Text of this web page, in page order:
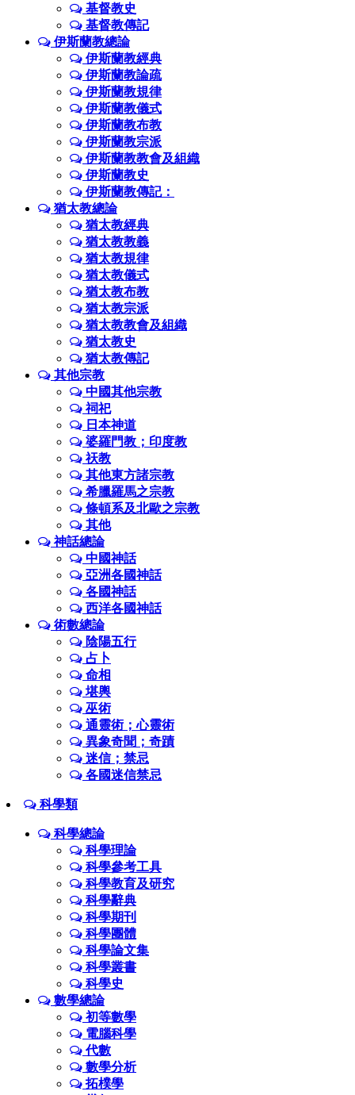
基督教史
基督教傳記
伊斯蘭教總論
伊斯蘭教經典
伊斯蘭教論疏
伊斯蘭教規律
伊斯蘭教儀式
伊斯蘭教布教
伊斯蘭教宗派
伊斯蘭教教會及組織
伊斯蘭教史
伊斯蘭教傳記：
猶太教總論
猶太教經典
猶太教教義
猶太教規律
猶太教儀式
猶太教布教
猶太教宗派
猶太教教會及組織
猶太教史
猶太教傳記
其他宗教
中國其他宗教
祠祀
日本神道
婆羅門教；印度教
祆教
其他東方諸宗教
希臘羅馬之宗教
條頓系及北歐之宗教
其他
神話總論
中國神話
亞洲各國神話
各國神話
西洋各國神話
術數總論
陰陽五行
占卜
命相
堪輿
巫術
通靈術；心靈術
異象奇聞；奇蹟
迷信；禁忌
各國迷信禁忌
科學類
科學總論
科學理論
科學參考工具
科學教育及研究
科學辭典
科學期刊
科學團體
科學論文集
科學叢書
科學史
數學總論
初等數學
電腦科學
代數
數學分析
拓樸學